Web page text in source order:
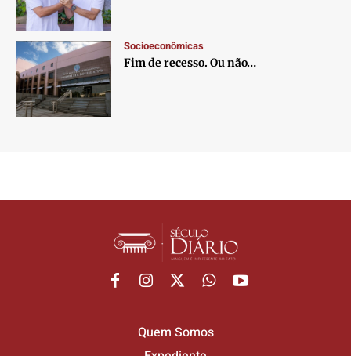
Socioeconômicas
Fim de recesso. Ou não…
Quem Somos